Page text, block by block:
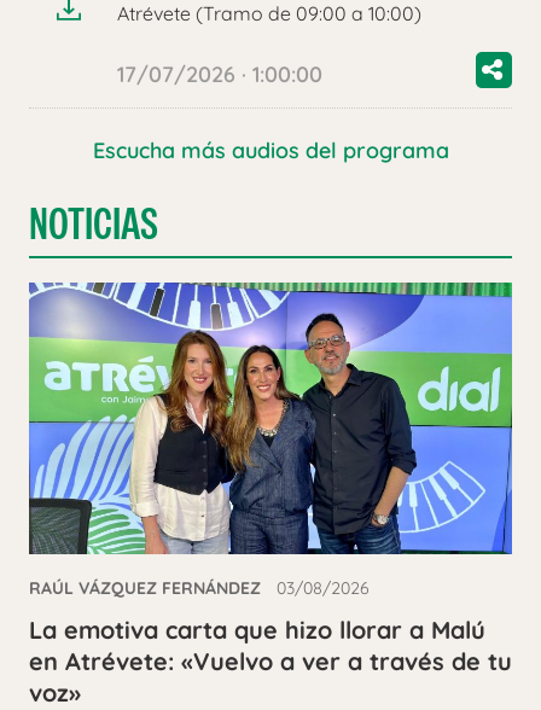
Atrévete (Tramo de 09:00 a 10:00)
17/07/2026 · 1:00:00
Escucha más audios del programa
NOTICIAS
RAÚL VÁZQUEZ FERNÁNDEZ 03/08/2026
La emotiva carta que hizo llorar a Malú
en Atrévete: «Vuelvo a ver a través de tu
voz»